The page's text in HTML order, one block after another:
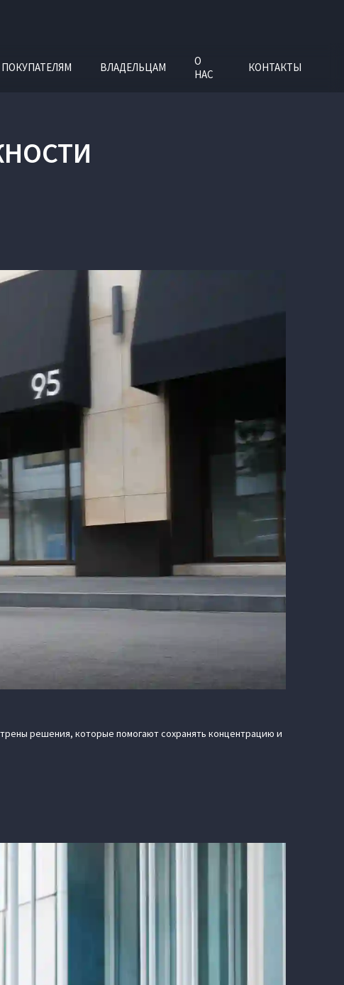
ПОКУПАТЕЛЯМ ВЛАДЕЛЬЦАМ
О
НАС
КОНТАКТЫ
решения, которые помогают сохранять концентрацию и